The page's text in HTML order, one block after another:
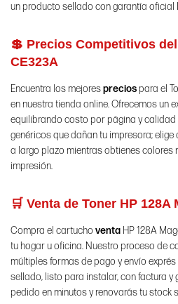
un producto sellado con garantía oficial
💲 Precios Competitivos
CE323A
Encuentra los mejoresprecios para el
en nuestra tienda online. Ofrecemos un
equilibrando costo por página y calidad
genéricos que dañan tu impresora; elige
a largo plazo mientras obtienes colores
impresión.
🛒 Venta de Toner HP 128A
Compra el cartucho venta HP 128A
tu hogar u oficina. Nuestro proceso de
múltiples formas de pago y envío
sellado, listo para instalar, con factura y
pedido en minutos y renovarás tu stock